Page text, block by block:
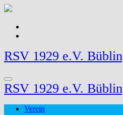
Zum
springen
RSV 1929 e.V.
RSV 1929 e.V.
Verein